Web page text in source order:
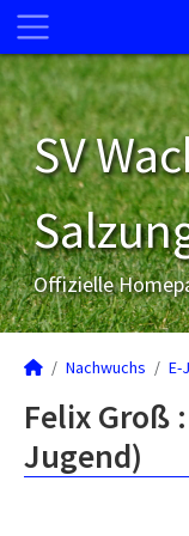
SV
Offizielle
Nachwuchs E-
Felix Groß
Jugend)